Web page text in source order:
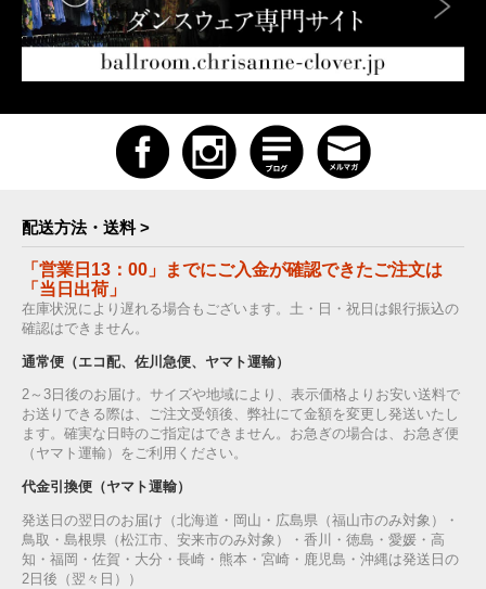
配送方法・送料 >
「営業日13：00」までにご入金が確認できたご注文は
「当日出荷」
在庫状況により遅れる場合もございます。土・日・祝日は銀行振込の
確認はできません。
通常便（エコ配、佐川急便、ヤマト運輸）
2～3日後のお届け。サイズや地域により、表示価格よりお安い送料で
お送りできる際は、ご注文受領後、弊社にて金額を変更し発送いたし
ます。確実な日時のご指定はできません。お急ぎの場合は、お急ぎ便
（ヤマト運輸）をご利用ください。
代金引換便（ヤマト運輸）
発送日の翌日のお届け（北海道・岡山・広島県（福山市のみ対象）・
鳥取・島根県（松江市、安来市のみ対象）・香川・徳島・愛媛・高
知・福岡・佐賀・大分・長崎・熊本・宮崎・鹿児島・沖縄は発送日の
2日後（翌々日））